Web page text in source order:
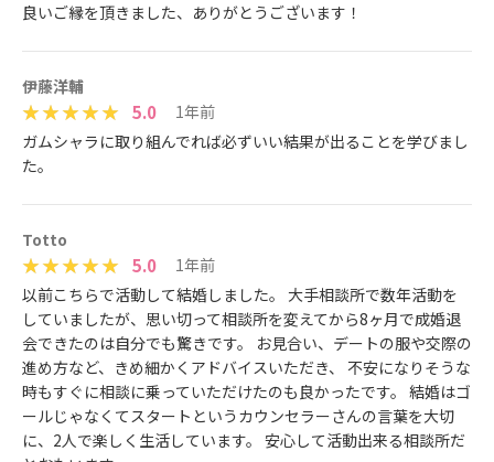
良いご縁を頂きました、ありがとうございます！
伊藤洋輔
5.0
1年前
ガムシャラに取り組んでれば必ずいい結果が出ることを学びまし
た。
Totto
5.0
1年前
以前こちらで活動して結婚しました。 大手相談所で数年活動を
していましたが、思い切って相談所を変えてから8ヶ月で成婚退
会できたのは自分でも驚きです。 お見合い、デートの服や交際の
進め方など、きめ細かくアドバイスいただき、 不安になりそうな
時もすぐに相談に乗っていただけたのも良かったです。 結婚はゴ
ールじゃなくてスタートというカウンセラーさんの言葉を大切
に、2人で楽しく生活しています。 安心して活動出来る相談所だ